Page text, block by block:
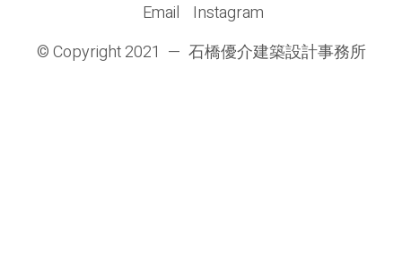
Email
Instagram
© Copyright 2021 — 石橋優介建築設計事務所